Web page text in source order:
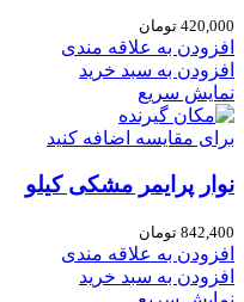
420,000 تومان
افزودن به علاقه مندی
افزودن به سبد خرید
نمایش سریع
برای مقایسه اضافه کنید
نوار پرایمر مشکی کیلو
842,400 تومان
افزودن به علاقه مندی
افزودن به سبد خرید